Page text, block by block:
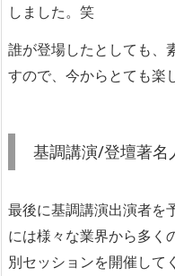
しました。笑
誰が登場したとしても、
すので、今からとても楽
基調講演/登壇著名
最後に基調講演出演者
には様々な業界から多く
別セッションを開催して